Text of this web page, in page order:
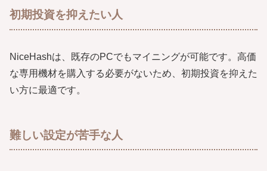
初期投資を抑えたい人
NiceHashは、既存のPCでもマイニングが可能です。高価
な専用機材を購入する必要がないため、初期投資を抑えた
い方に最適です。
難しい設定が苦手な人